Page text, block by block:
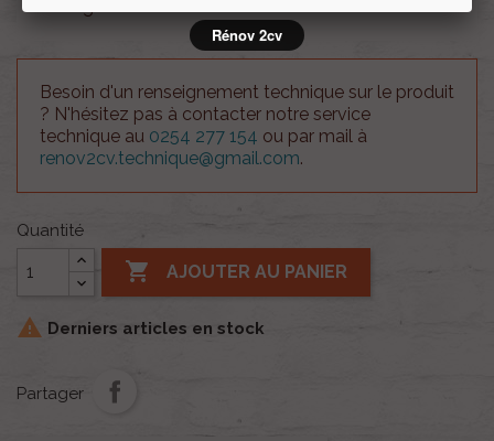
Besoin d'un renseignement technique sur le produit
? N'hésitez pas à contacter notre service
technique au 0254 277 154 ou par mail à
renov2cv.technique@gmail.com.
Quantité
 AJOUTER AU PANIER
 Derniers articles en stock
Partager
Rénov 2cv